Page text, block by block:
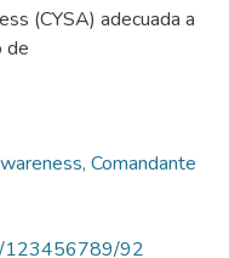
(CYSA) adecuada a
de
Comandante
123456789/92